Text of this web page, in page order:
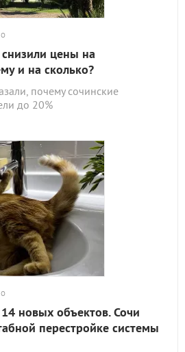
цены на
и на сколько?
почему сочинские
до 20%
новых объектов. Сочи
перестройке системы